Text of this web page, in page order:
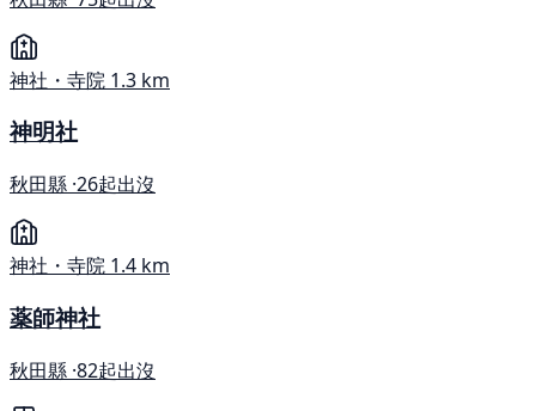
神社・寺院 1.3 km
神明社
秋田縣 ·26起出沒
神社・寺院 1.4 km
薬師神社
秋田縣 ·82起出沒